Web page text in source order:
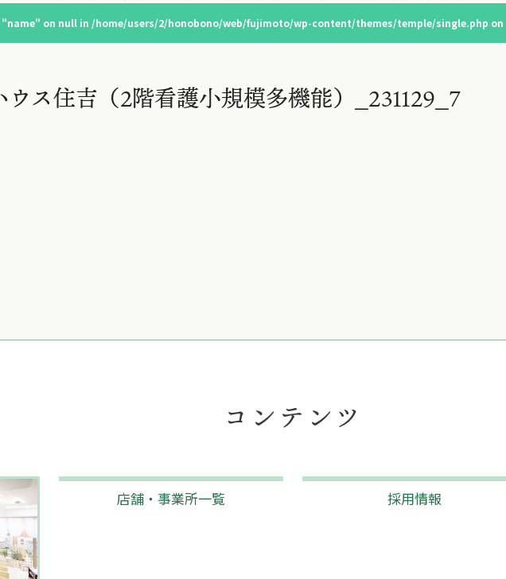
on null in /home/users/2/honobono/web/fujimoto/wp-content/themes/temple/single.php on
ス住吉（2階看護小規模多機能）_231129_7
コンテンツ
店舗・事業所一覧 採用情報